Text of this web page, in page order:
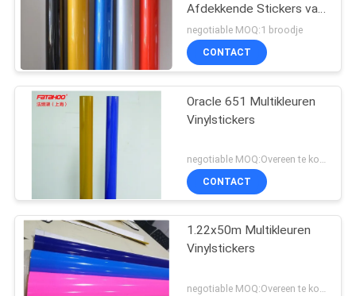
Afdekkende Stickers van
het Kleurenhuisdier
negotiable MOQ:1 broodje
CONTACT
Oracle 651 Multikleuren
Vinylstickers
negotiable MOQ:Overeen te komen
CONTACT
1.22x50m Multikleuren
Vinylstickers
negotiable MOQ:Overeen te komen